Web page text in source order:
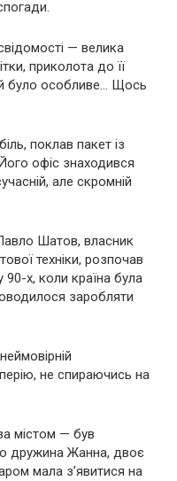
— велика
приколота до її
було особливе… Щось
поклав пакет із
офіс знаходився
але скромній
Шатов, власник
техніки, розпочав
х, коли країна була
заробляти
не спираючись на
містом — був
дружина Жанна, двоє
мала з’явитися на